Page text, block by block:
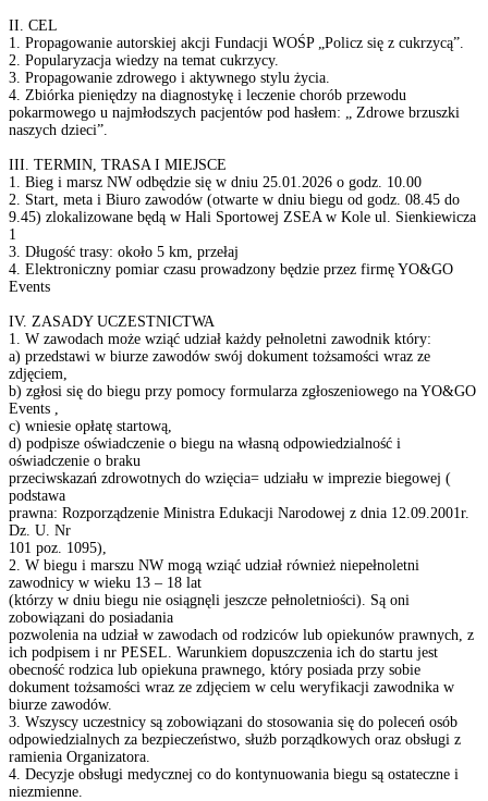
II. CEL
1. Propagowanie autorskiej akcji Fundacji WOŚP „Policz się z cukrzycą”.
2. Popularyzacja wiedzy na temat cukrzycy.
3. Propagowanie zdrowego i aktywnego stylu życia.
4. Zbiórka pieniędzy na diagnostykę i leczenie chorób przewodu
pokarmowego u najmłodszych pacjentów pod hasłem: „ Zdrowe brzuszki
naszych dzieci”.
III. TERMIN, TRASA I MIEJSCE
1. Bieg i marsz NW odbędzie się w dniu 25.01.2026 o godz. 10.00
2. Start, meta i Biuro zawodów (otwarte w dniu biegu od godz. 08.45 do
9.45) zlokalizowane będą w Hali Sportowej ZSEA w Kole ul. Sienkiewicza
1
3. Długość trasy: około 5 km, przełaj
4. Elektroniczny pomiar czasu prowadzony będzie przez firmę YO&GO
Events
IV. ZASADY UCZESTNICTWA
1. W zawodach może wziąć udział każdy pełnoletni zawodnik który:
a) przedstawi w biurze zawodów swój dokument tożsamości wraz ze
zdjęciem,
b) zgłosi się do biegu przy pomocy formularza zgłoszeniowego na YO&GO
Events ,
c) wniesie opłatę startową,
d) podpisze oświadczenie o biegu na własną odpowiedzialność i
oświadczenie o braku
przeciwskazań zdrowotnych do wzięcia= udziału w imprezie biegowej (
podstawa
prawna: Rozporządzenie Ministra Edukacji Narodowej z dnia 12.09.2001r.
Dz. U. Nr
101 poz. 1095),
2. W biegu i marszu NW mogą wziąć udział również niepełnoletni
zawodnicy w wieku 13 – 18 lat
(którzy w dniu biegu nie osiągnęli jeszcze pełnoletniości). Są oni
zobowiązani do posiadania
pozwolenia na udział w zawodach od rodziców lub opiekunów prawnych, z
ich podpisem i nr PESEL. Warunkiem dopuszczenia ich do startu jest
obecność rodzica lub opiekuna prawnego, który posiada przy sobie
dokument tożsamości wraz ze zdjęciem w celu weryfikacji zawodnika w
biurze zawodów.
3. Wszyscy uczestnicy są zobowiązani do stosowania się do poleceń osób
odpowiedzialnych za bezpieczeństwo, służb porządkowych oraz obsługi z
ramienia Organizatora.
4. Decyzje obsługi medycznej co do kontynuowania biegu są ostateczne i
niezmienne.